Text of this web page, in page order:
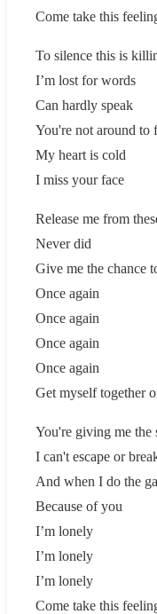
Come take this
To silence this is
I’m lost for words
Can hardly speak
You're not around to
My heart is cold
I miss your face
Release me from
Never did
Give me the chance
Once again
Once again
Once again
Once again
Get myself together
You're giving me the
I can't escape or
And when I do the
Because of you
I’m lonely
I’m lonely
I’m lonely
Come take this